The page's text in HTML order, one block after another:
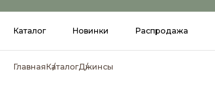
Каталог Новинки Распродажа
ГлавнаяКаталогДжинсы